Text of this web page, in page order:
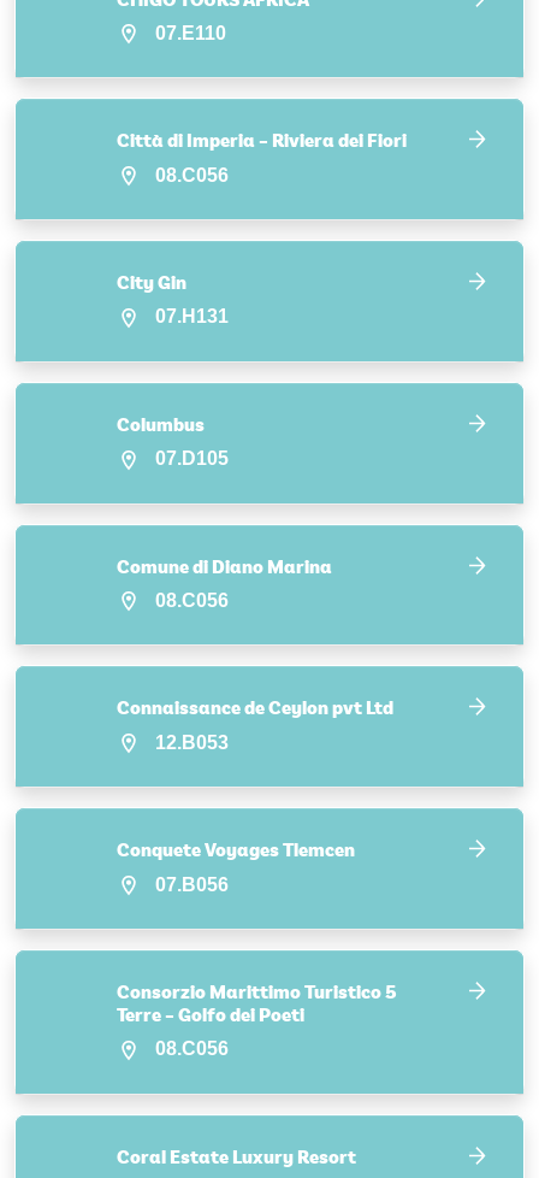
07.E110
Città di Imperia – Riviera dei Fiori
08.C056
City Gin
07.H131
Columbus
07.D105
Comune di Diano Marina
08.C056
Connaissance de Ceylon pvt Ltd
12.B053
Conquete Voyages Tlemcen
07.B056
Consorzio Marittimo Turistico 5
Terre – Golfo dei Poeti
08.C056
Coral Estate Luxury Resort